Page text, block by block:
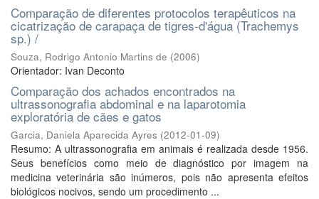
Comparação de diferentes protocolos terapêuticos na
cicatrizaçăo de carapaça de tigres-d'água (Trachemys
sp.) /
Souza, Rodrigo Antonio Martins de (2006)
Orientador: Ivan Deconto
Comparação dos achados encontrados na
ultrassonografia abdominal e na laparotomia
exploratória de cães e gatos
Garcia, Daniela Aparecida Ayres (2012-01-09)
Resumo: A ultrassonografia em animais é realizada desde 1956.
Seus benefícios como meio de diagnóstico por imagem na
medicina veterinária são inúmeros, pois não apresenta efeitos
biológicos nocivos, sendo um procedimento ...